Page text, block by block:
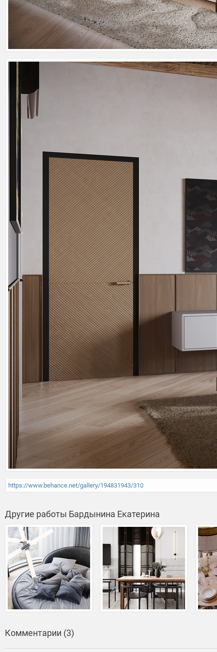
https://www.behance.net/gallery/194831943/310
Другие работы Бардынина Екатерина
Комментарии (3)